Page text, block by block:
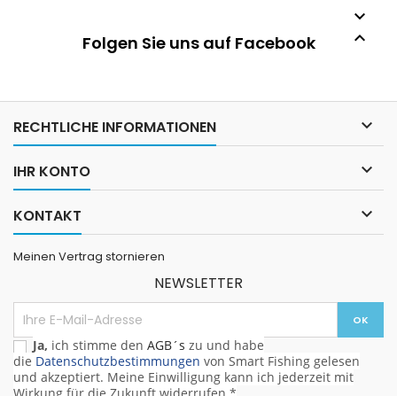


Folgen Sie uns auf Facebook
RECHTLICHE INFORMATIONEN 
IHR KONTO 
KONTAKT 
Meinen Vertrag stornieren
NEWSLETTER
Ja, ich stimme den AGB´s zu und habe
die Datenschutzbestimmungen von Smart Fishing gelesen
und akzeptiert. Meine Einwilligung kann ich jederzeit mit